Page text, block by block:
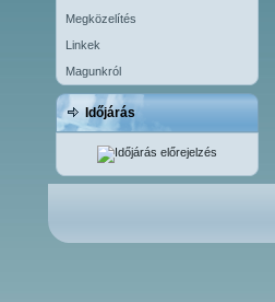
Megközelítés
Linkek
Magunkról
Időjárás